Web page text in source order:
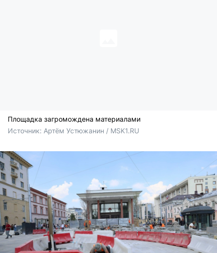
Площадка загромождена материалами
Источник: Артём Устюжанин / MSK1.RU